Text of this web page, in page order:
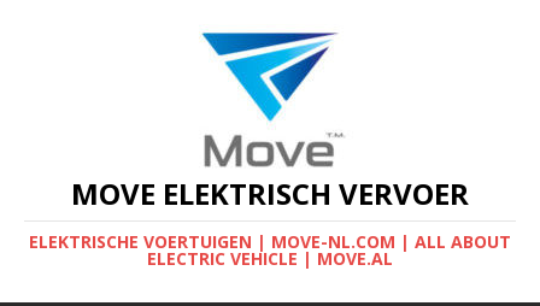
MOVE ELEKTRISCH VERVOER
ELEKTRISCHE VOERTUIGEN | MOVE-NL.COM | ALL ABOUT
ELECTRIC VEHICLE | MOVE.AL